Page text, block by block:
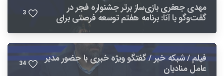
مهدی جعفری بازی‌ساز برتر جشنواره فجر در
گفت‌وگو با آنا: برنامه هفتم توسعه فرصتی برای 3
فیلم / شبکه خبر / گفتگو ویژه خبری با حضور مدیر
عامل منادیان 34